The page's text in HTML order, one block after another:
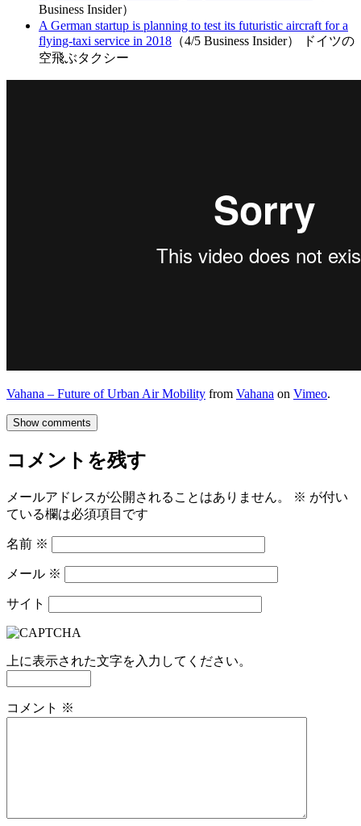
Business Insider）
A German startup is planning to test its futuristic aircraft for a
flying-taxi service in 2018 （4/5 Business Insider） ドイツの
空飛ぶタクシー
Vahana – Future of Urban Air Mobility from Vahana on Vimeo.
Show comments
コメントを残す
メールアドレスが公開されることはありません。 ※ が付い
ている欄は必須項目です
名前 ※
メール ※
サイト
上に表示された文字を入力してください。
コメント ※